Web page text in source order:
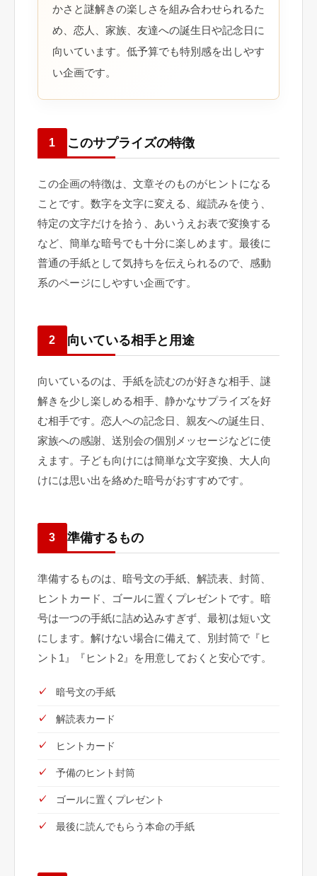
かさと謎解きの楽しさを組み合わせられるた
め、恋人、家族、友達への誕生日や記念日に
向いています。低予算でも特別感を出しやす
い企画です。
1 このサプライズの特徴
この企画の特徴は、文章そのものがヒントになる
ことです。数字を文字に変える、縦読みを使う、
特定の文字だけを拾う、あいうえお表で変換する
など、簡単な暗号でも十分に楽しめます。最後に
普通の手紙として気持ちを伝えられるので、感動
系のページにしやすい企画です。
2 向いている相手と用途
向いているのは、手紙を読むのが好きな相手、謎
解きを少し楽しめる相手、静かなサプライズを好
む相手です。恋人への記念日、親友への誕生日、
家族への感謝、送別会の個別メッセージなどに使
えます。子ども向けには簡単な文字変換、大人向
けには思い出を絡めた暗号がおすすめです。
3 準備するもの
準備するものは、暗号文の手紙、解読表、封筒、
ヒントカード、ゴールに置くプレゼントです。暗
号は一つの手紙に詰め込みすぎず、最初は短い文
にします。解けない場合に備えて、別封筒で『ヒ
ント1』『ヒント2』を用意しておくと安心です。
暗号文の手紙
解読表カード
ヒントカード
予備のヒント封筒
ゴールに置くプレゼント
最後に読んでもらう本命の手紙